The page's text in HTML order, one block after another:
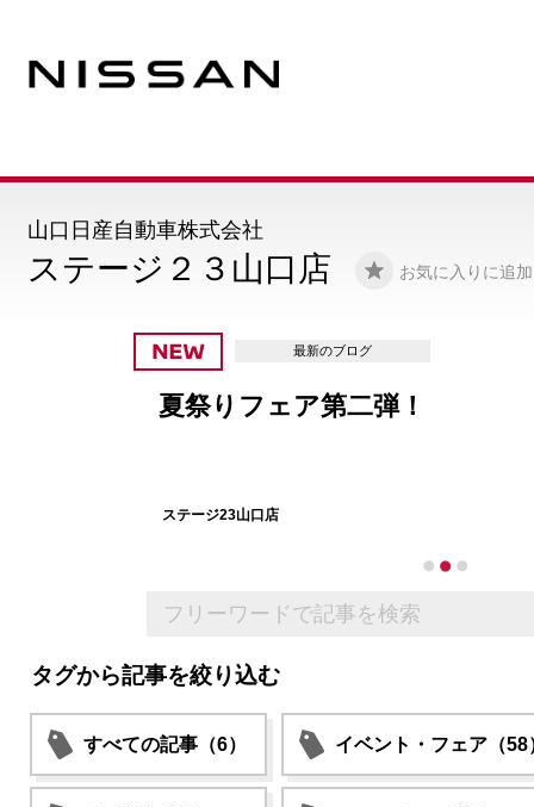
ステージ２３山口店 お気に入りに追加
山口日産自動車株式会社
最新のブログ
夏祭りフェア第二弾！
ステージ23山口店
タグから記事を絞り込む
すべての記事（6） イベント・フェア（58